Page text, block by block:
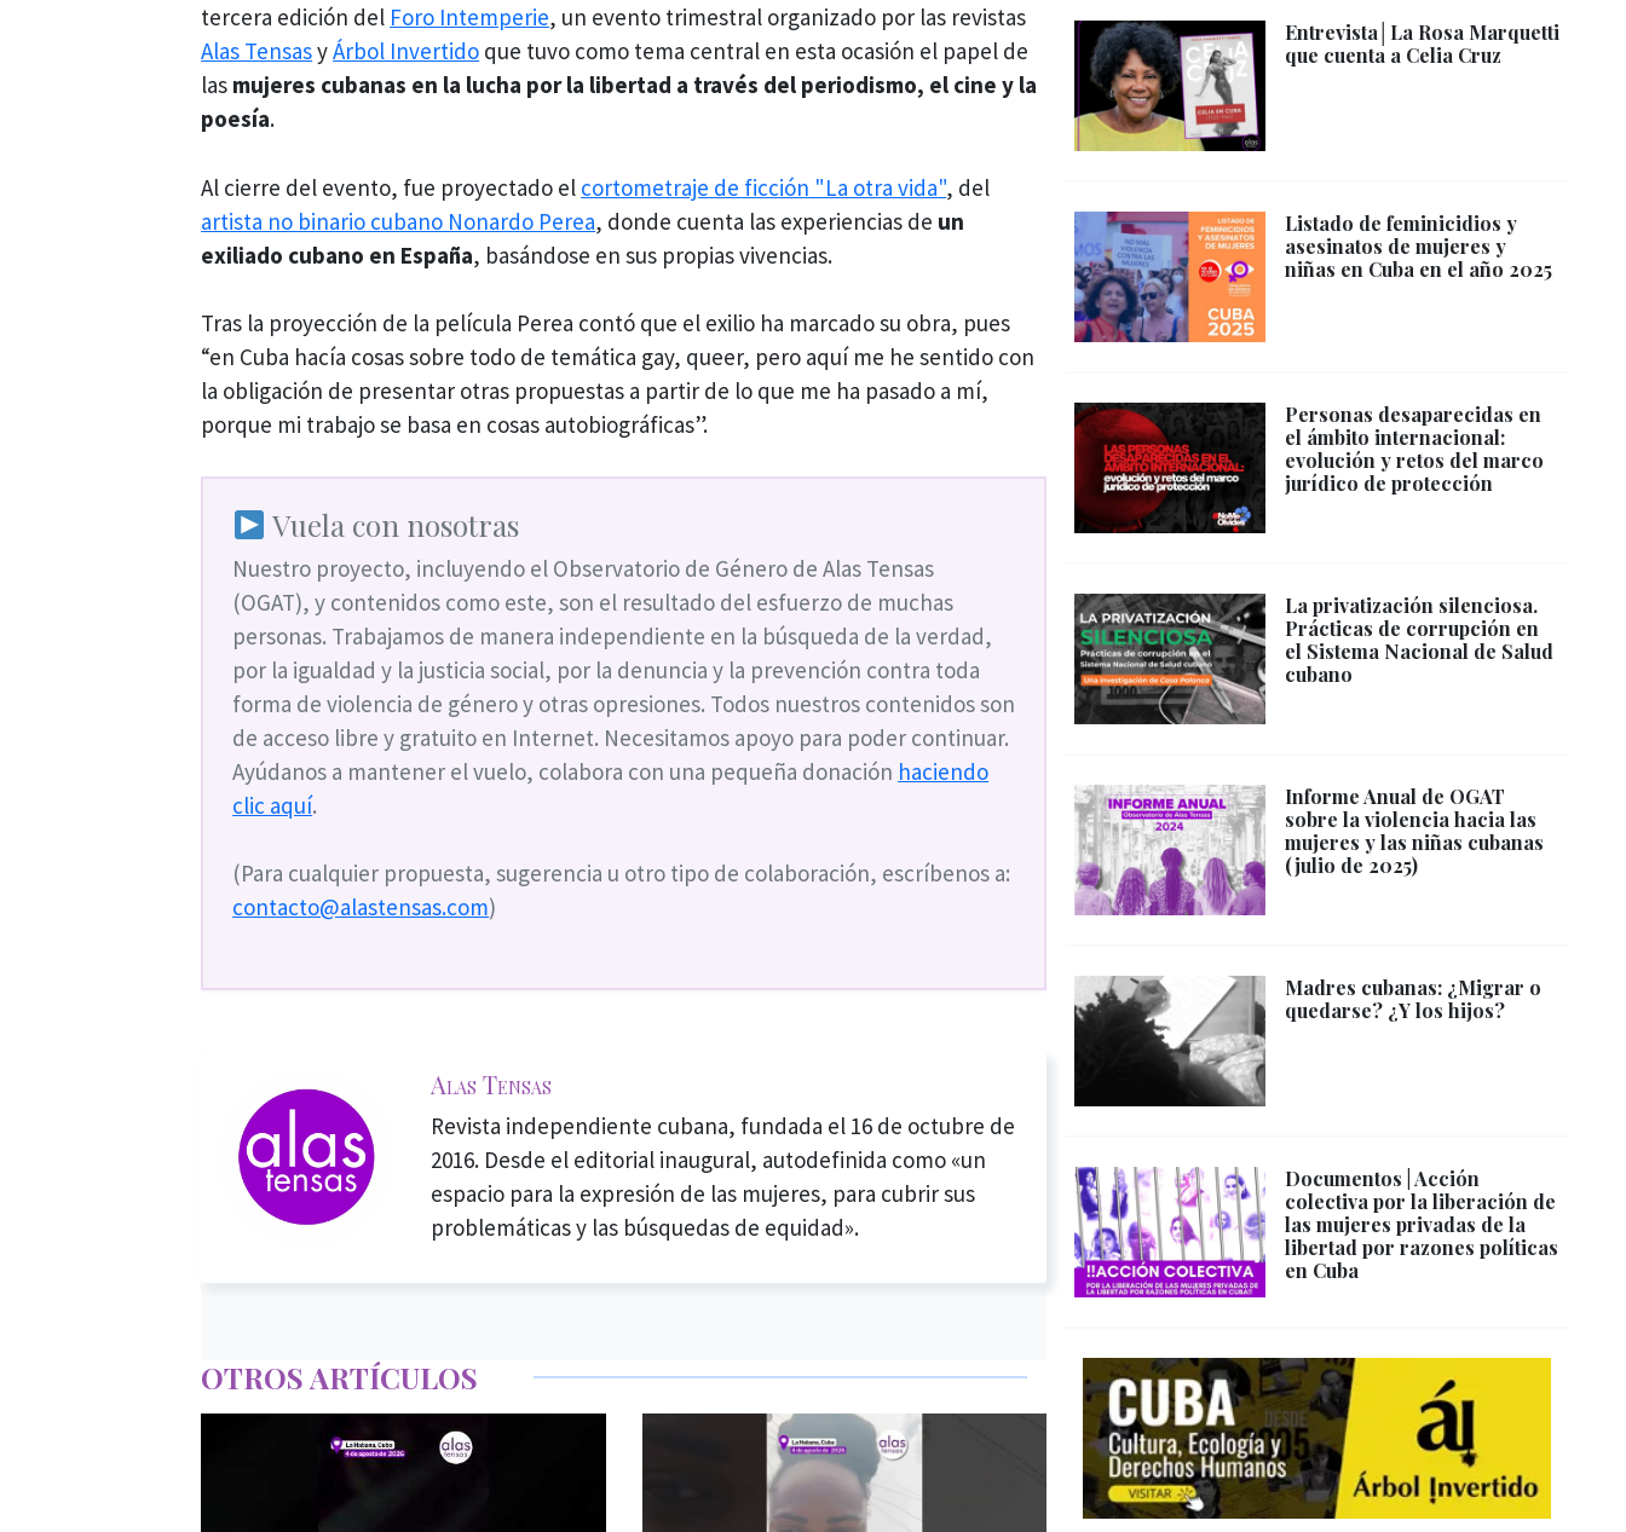
tercera edición del Foro Intemperie, un evento trimestral organizado por las revistas
Alas TensasyÁrbol Invertido que tuvo como tema central en esta ocasión el papel de
las mujeres cubanas en la lucha por la libertad a través del periodismo, el cine y la
poesía.
Al cierre del evento, fue proyectado el cortometraje de ficción "La otra vida", del
artista no binario cubano Nonardo Perea, donde cuenta las experiencias de un
exiliado cubano en España, basándose en sus propias vivencias.
Tras la proyección de la película Perea contó que el exilio ha marcado su obra, pues
“en Cuba hacía cosas sobre todo de temática gay, queer, pero aquí me he sentido con
la obligación de presentar otras propuestas a partir de lo que me ha pasado a mí,
porque mi trabajo se basa en cosas autobiográficas”.
Vuela con nosotras
Nuestro proyecto, incluyendo el Observatorio de Género de Alas Tensas
(OGAT), y contenidos como este, son el resultado del esfuerzo de muchas
personas. Trabajamos de manera independiente en la búsqueda de la verdad,
por la igualdad y la justicia social, por la denuncia y la prevención contra toda
forma de violencia de género y otras opresiones. Todos nuestros contenidos son
de acceso libre y gratuito en Internet. Necesitamos apoyo para poder continuar.
Ayúdanos a mantener el vuelo, colabora con una pequeña donación haciendo
clic aquí.
(Para cualquier propuesta, sugerencia u otro tipo de colaboración, escríbenos a:
contacto@alastensas.com)
Alas Tensas
Revista independiente cubana, fundada el 16 de octubre de
2016. Desde el editorial inaugural, autodefinida como «un
espacio para la expresión de las mujeres, para cubrir sus
problemáticas y las búsquedas de equidad».
OTROS ARTÍCULOS
Entrevista│La Rosa Marquetti
que cuenta a Celia Cruz
Listado de feminicidios y
asesinatos de mujeres y
niñas en Cuba en el año 2025
Personas desaparecidas en
el ámbito internacional:
evolución y retos del marco
jurídico de protección
La privatización silenciosa.
Prácticas de corrupción en
el Sistema Nacional de Salud
cubano
Informe Anual de OGAT
sobre la violencia hacia las
mujeres y las niñas cubanas
(julio de 2025)
Madres cubanas: ¿Migrar o
quedarse? ¿Y los hijos?
Documentos | Acción
colectiva por la liberación de
las mujeres privadas de la
libertad por razones políticas
en Cuba